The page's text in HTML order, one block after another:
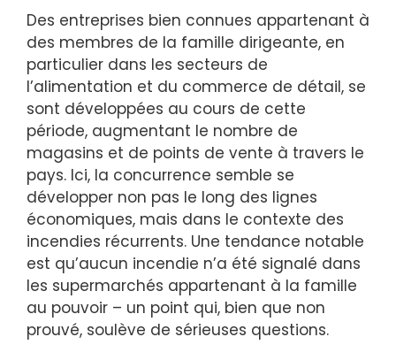
Des entreprises bien connues appartenant à
des membres de la famille dirigeante, en
particulier dans les secteurs de
l’alimentation et du commerce de détail, se
sont développées au cours de cette
période, augmentant le nombre de
magasins et de points de vente à travers le
pays. Ici, la concurrence semble se
développer non pas le long des lignes
économiques, mais dans le contexte des
incendies récurrents. Une tendance notable
est qu’aucun incendie n’a été signalé dans
les supermarchés appartenant à la famille
au pouvoir – un point qui, bien que non
prouvé, soulève de sérieuses questions.